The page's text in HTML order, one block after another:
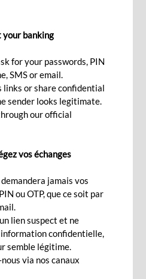
agréable,
votre retraite ? En
gâter votre famille ou
un livre à l’ombre
Savings Account
d'un compte
opportunités. Le
d’une épargne sûre et
banking
for your passwords, PIN
SMS or email.
links or share confidential
sender looks legitimate.
our official
vos échanges
jamais vos
ou OTP, que ce soit par
lien suspect et ne
information confidentielle,
semble légitime.
via nos canaux